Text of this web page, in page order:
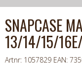
SNAPCASE
13/14/15/
Artnr: 1057829 EAN: